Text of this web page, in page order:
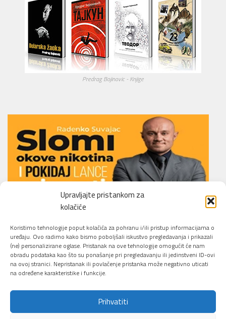
Upravljajte pristankom za
kolačiće
Koristimo tehnologije poput kolačića za pohranu i/ili pristup informacijama o
uređaju. Ovo radimo kako bismo poboljšali iskustvo pregledavanja i prikazali
(ne) personalizirane oglase. Pristanak na ove tehnologije omogućit će nam
obradu podataka kao što su ponašanje pri pregledavanju ili jedinstveni ID-ovi
na ovoj stranici. Nepristanak ili povlačenje pristanka može negativno uticati
na određene karakteristike i funkcije.
Prihvatiti
Predrag Bojinovic - Knjige
Li.O.N.S. Smoking Cessation Method